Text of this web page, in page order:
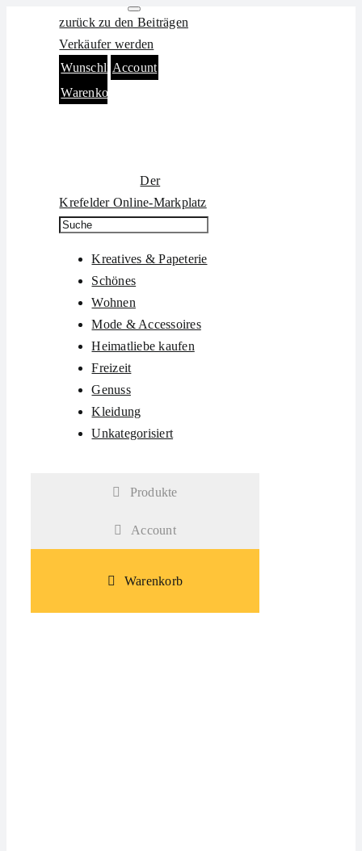
zurück zu den Beiträgen
Verkäufer werden
WunschlisteAccount
Warenkorb
Der
Krefelder Online-Markplatz
Kreatives & Papeterie
Schönes
Wohnen
Mode & Accessoires
Heimatliebe kaufen
Freizeit
Genuss
Kleidung
Unkategorisiert
Produkte
Account
Warenkorb